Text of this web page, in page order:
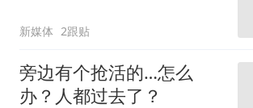
新媒体 2跟贴
旁边有个抢活的…怎么
办？人都过去了？